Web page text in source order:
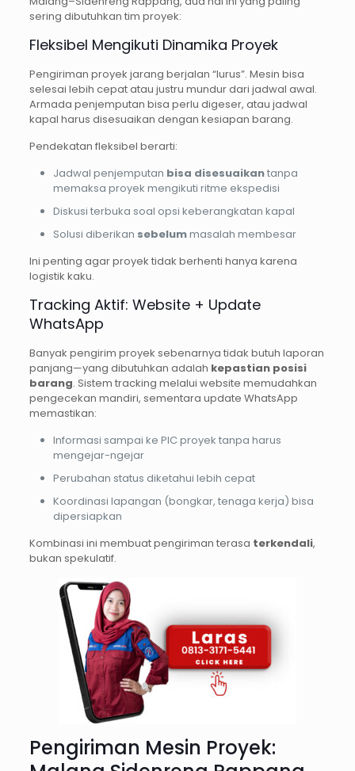
sering dibutuhkan tim proyek:
Fleksibel Mengikuti Dinamika Proyek
Pengiriman proyek jarang berjalan “lurus”. Mesin bisa
selesai lebih cepat atau justru mundur dari jadwal awal.
Armada penjemputan bisa perlu digeser, atau jadwal
kapal harus disesuaikan dengan kesiapan barang.
Pendekatan fleksibel berarti:
Jadwal penjemputan bisa disesuaikantanpa
memaksa proyek mengikuti ritme ekspedisi
Diskusi terbuka soal opsi keberangkatan kapal
Solusi diberikan sebelummasalah membesar
Ini penting agar proyek tidak berhenti hanya karena
logistik kaku.
Tracking Aktif: Website + Update
WhatsApp
Banyak pengirim proyek sebenarnya tidak butuh laporan
panjang—yang dibutuhkan adalah kepastian posisi
barang. Sistem tracking melalui website memudahkan
pengecekan mandiri, sementara update WhatsApp
memastikan:
Informasi sampai ke PIC proyek tanpa harus
mengejar-ngejar
Perubahan status diketahui lebih cepat
Koordinasi lapangan (bongkar, tenaga kerja) bisa
dipersiapkan
Kombinasi ini membuat pengiriman terasa terkendali,
bukan spekulatif.
Pengiriman Mesin Proyek: